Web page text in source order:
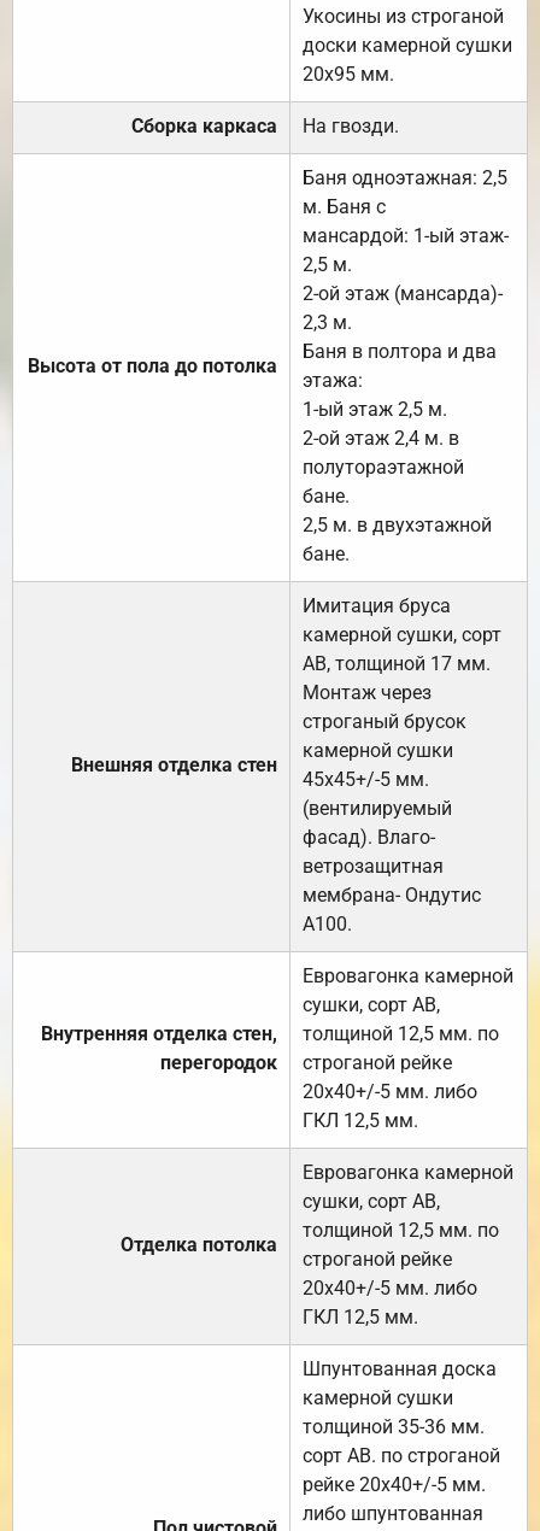
Укосины из строганой
доски камерной сушки
20х95 мм.
Сборка каркаса На гвозди.
Высота от пола до потолка
Баня одноэтажная: 2,5
м. Баня с
мансардой: 1-ый этаж-
2,5 м.
2-ой этаж (мансарда)-
2,3 м.
Баня в полтора и два
этажа:
1-ый этаж 2,5 м.
2-ой этаж 2,4 м. в
полутораэтажной
бане.
2,5 м. в двухэтажной
бане.
Внешняя отделка стен
Имитация бруса
камерной сушки, сорт
АВ, толщиной 17 мм.
Монтаж через
строганый брусок
камерной сушки
45х45+/-5 мм.
(вентилируемый
фасад). Влаго-
ветрозащитная
мембрана- Ондутис
А100.
Внутренняя отделка стен,
перегородок
Евровагонка камерной
сушки, сорт АВ,
толщиной 12,5 мм. по
строганой рейке
20х40+/-5 мм. либо
ГКЛ 12,5 мм.
Отделка потолка
Евровагонка камерной
сушки, сорт АВ,
толщиной 12,5 мм. по
строганой рейке
20х40+/-5 мм. либо
ГКЛ 12,5 мм.
Шпунтованная доска
камерной сушки
толщиной 35-36 мм.
сорт АВ. по строганой
рейке 20х40+/-5 мм.
либо шпунтованная